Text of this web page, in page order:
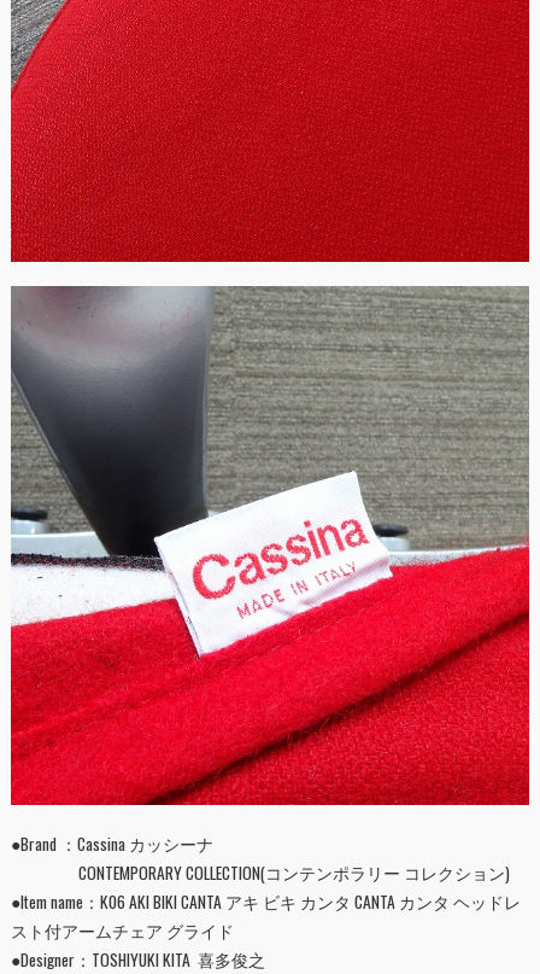
●Brand ：Cassina カッシーナ
CONTEMPORARY COLLECTION(コンテンポラリー コレクション)
●Item name：K06 AKI BIKI CANTA アキ ビキ カンタ CANTA カンタ ヘッドレ
スト付アームチェア グライド
●Designer：TOSHIYUKI KITA 喜多俊之